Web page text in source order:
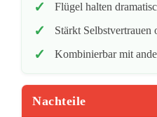
Flügel halten
Stärkt Selbstvertrauen
Kombinierbar mit
Nachteile